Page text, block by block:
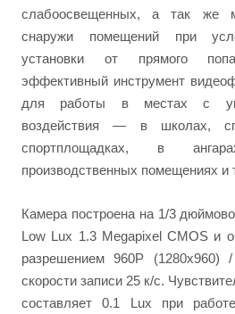
слабоосвещенных, а так же
снаружи помещений при
установки от прямого
эффективный инструмент
для работы в местах с
воздействия — в школах,
спортплощадках, в
производственных помещениях и
Камера построена на 1/3
Low Lux 1.3 Megapixel CMOS и
разрешением 960P (1280х960)
скорости записи 25 к/с.
составляет 0.1 Lux при